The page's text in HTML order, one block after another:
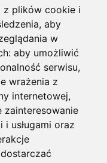
z plików cookie i
aby
w
aby umożliwić
serwisu,
wrażenia z
internetowej,
zainteresowanie
usługami oraz